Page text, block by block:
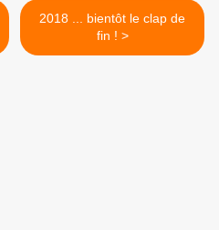
2018 ... bientôt le clap de
fin ! >